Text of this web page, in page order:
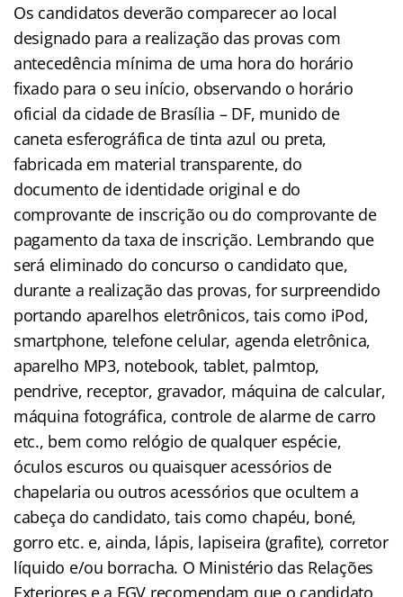
Os candidatos deverão comparecerao local
designado para a realização das provas com
antecedência mínima de uma hora do horário
fixado para o seu início, observando o horário
oficial da cidade de Brasília – DF, munido de
caneta esferográfica de tinta azul ou preta,
fabricada em material transparente, do
documento de identidade original e do
comprovante de inscrição ou do comprovante de
pagamento da taxa de inscrição. Lembrando que
será eliminado do concurso o candidato que,
durante a realização das provas, for surpreendido
portando aparelhos eletrônicos, tais como iPod,
smartphone, telefone celular, agenda eletrônica,
aparelho MP3, notebook, tablet, palmtop,
pendrive, receptor, gravador, máquina de calcular,
máquina fotográfica, controle de alarme de carro
etc., bem como relógio de qualquer espécie,
óculos escuros ou quaisquer acessórios de
chapelaria ou outros acessórios que ocultem a
cabeça do candidato, tais como chapéu, boné,
gorro etc. e, ainda, lápis, lapiseira (grafite), corretor
líquido e/ou borracha. O Ministério das Relações
Exteriores e a FGV recomendam que o candidato